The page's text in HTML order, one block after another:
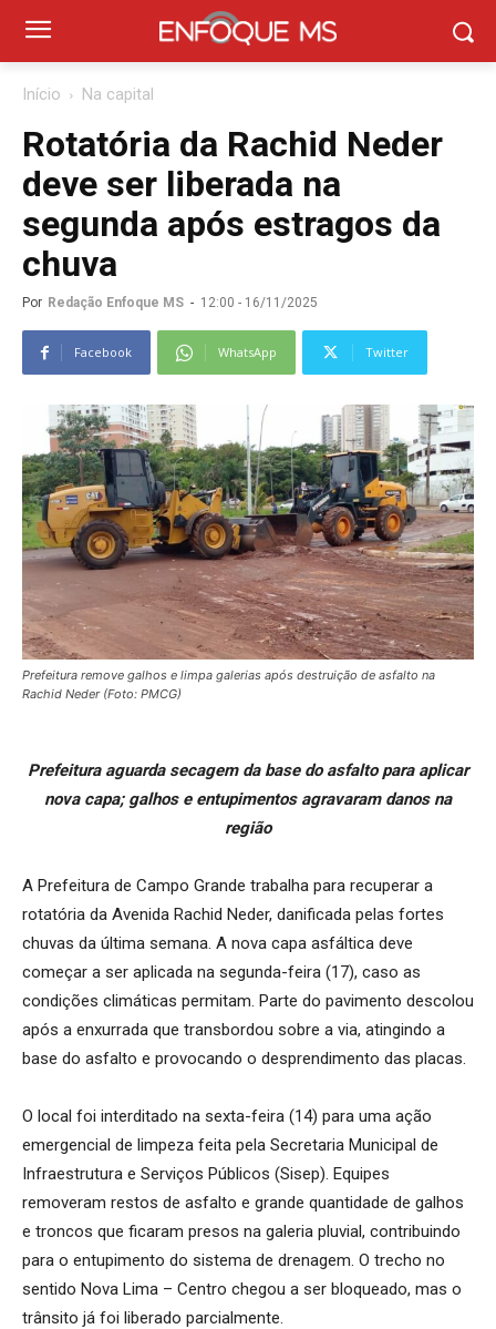
Início Na capital
Rotatória da Rachid Neder
deve ser liberada na
segunda após estragos da
chuva
Por Redação Enfoque MS - 12:00 - 16/11/2025
Facebook WhatsApp Twitter
Prefeitura remove galhos e limpa galerias após destruição de asfalto na
Rachid Neder (Foto: PMCG)
Prefeitura aguarda secagem da base do asfalto para aplicar
nova capa; galhos e entupimentos agravaram danos na
região
A Prefeitura de Campo Grande trabalha para recuperar a
rotatória da Avenida Rachid Neder, danificada pelas fortes
chuvas da última semana. A nova capa asfáltica deve
começar a ser aplicada na segunda-feira (17), caso as
condições climáticas permitam. Parte do pavimento descolou
após a enxurrada que transbordou sobre a via, atingindo a
base do asfalto e provocando o desprendimento das placas.
O local foi interditado na sexta-feira (14) para uma ação
emergencial de limpeza feita pela Secretaria Municipal de
Infraestrutura e Serviços Públicos (Sisep). Equipes
removeram restos de asfalto e grande quantidade de galhos
e troncos que ficaram presos na galeria pluvial, contribuindo
para o entupimento do sistema de drenagem. O trecho no
sentido Nova Lima – Centro chegou a ser bloqueado, mas o
trânsito já foi liberado parcialmente.